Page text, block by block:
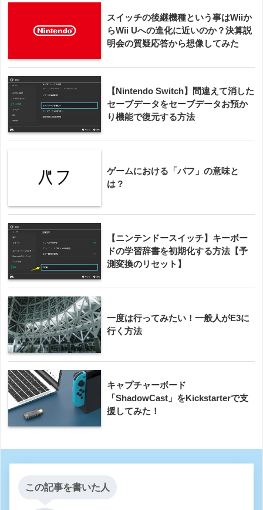
スイッチの後継機種という事はWiiか
らWii Uへの進化に近いのか？決算説
明会の質疑応答から想像してみた
【Nintendo Switch】間違えて消した
セーブデータをセーブデータお預か
り機能で復元する方法
ゲームにおける「バフ」の意味と
は？
【ニンテンドースイッチ】キーボー
ドの学習辞書を初期化する方法【予
測変換のリセット】
一度は行ってみたい！一般人がE3に
行く方法
キャプチャーボード
「ShadowCast」をKickstarterで支
援してみた！
この記事を書いた人